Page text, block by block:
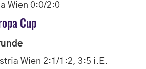
Wien 0:0/2:0
Cup
Wien 2:1/1:2, 3:5 i.E.